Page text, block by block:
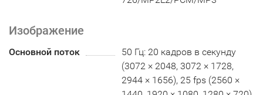
Изображение
Основной поток
50 Гц: 20 кадров в секунду
(3072 × 2048, 3072 × 1728,
2944 × 1656), 25 fps (2560 ×